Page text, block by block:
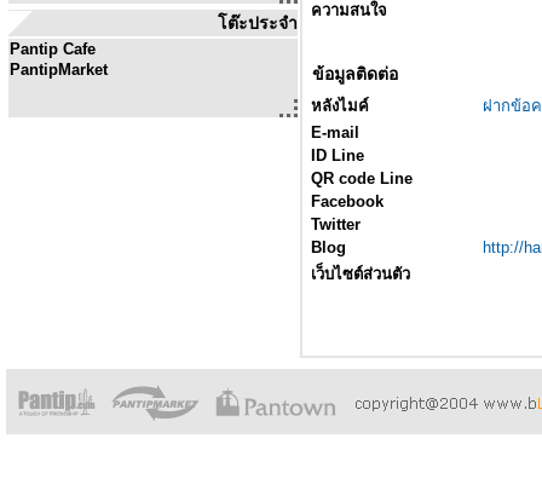
โต๊ะประจำ
Pantip Cafe
PantipMarket
ความสนใจ
ข้อมูลติดต่อ
หลังไมค์
ฝากข้อ
E-mail
ID Line
QR code Line
Facebook
Twitter
Blog
http://
เว็บไซต์ส่วนตัว